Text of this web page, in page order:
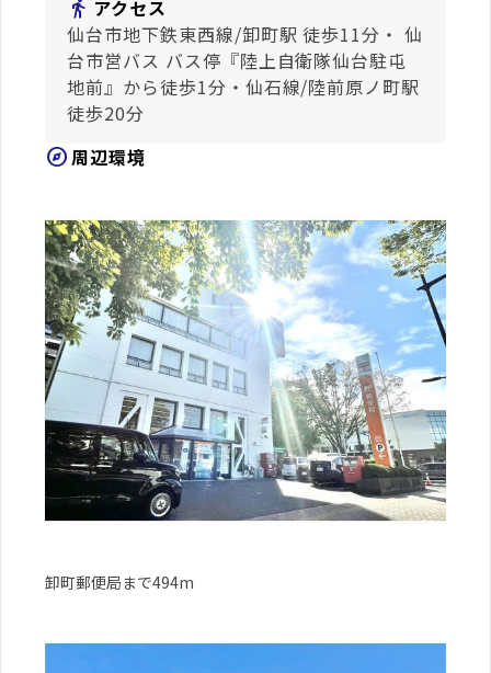
directions_walk アクセス
仙台市地下鉄東西線/卸町駅 徒歩11分・ 仙
台市営バス バス停『陸上自衛隊仙台駐屯
地前』から徒歩1分・仙石線/陸前原ノ町駅
徒歩20分
explore周辺環境
卸町郵便局まで494m